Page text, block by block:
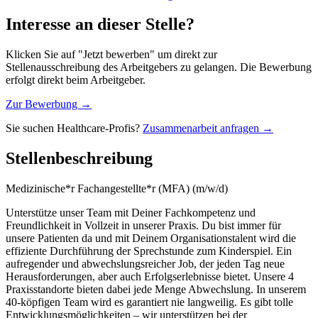
Interesse an dieser Stelle?
Klicken Sie auf "Jetzt bewerben" um direkt zur
Stellenausschreibung des Arbeitgebers zu gelangen. Die Bewerbung
erfolgt direkt beim Arbeitgeber.
Zur Bewerbung →
Sie suchen Healthcare-Profis? Zusammenarbeit anfragen →
Stellenbeschreibung
Medizinische*r Fachangestellte*r (MFA) (m/w/d)
Unterstütze unser Team mit Deiner Fachkompetenz und
Freundlichkeit in Vollzeit in unserer Praxis. Du bist immer für
unsere Patienten da und mit Deinem Organisationstalent wird die
effiziente Durchführung der Sprechstunde zum Kinderspiel. Ein
aufregender und abwechslungsreicher Job, der jeden Tag neue
Herausforderungen, aber auch Erfolgserlebnisse bietet. Unsere 4
Praxisstandorte bieten dabei jede Menge Abwechslung. In unserem
40-köpfigen Team wird es garantiert nie langweilig. Es gibt tolle
Entwicklungsmöglichkeiten – wir unterstützen bei der